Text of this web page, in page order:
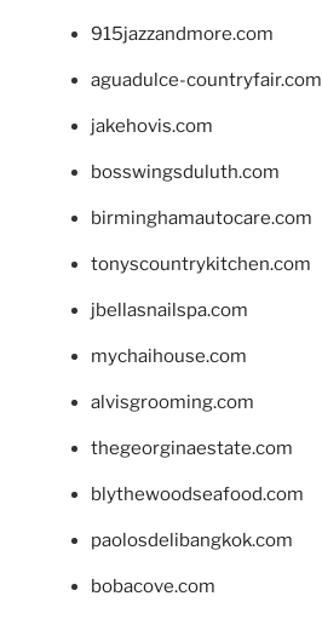
915jazzandmore.com
aguadulce-countryfair.com
jakehovis.com
bosswingsduluth.com
birminghamautocare.com
tonyscountrykitchen.com
jbellasnailspa.com
mychaihouse.com
alvisgrooming.com
thegeorginaestate.com
blythewoodseafood.com
paolosdelibangkok.com
bobacove.com